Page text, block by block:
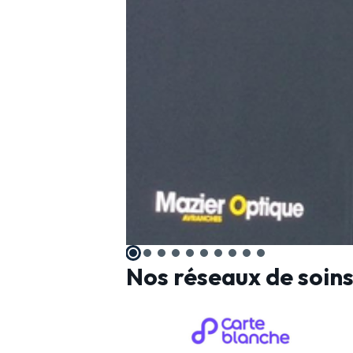
Nos réseaux de soins